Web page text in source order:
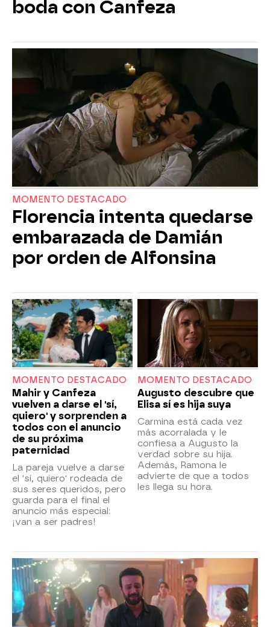
boda con Canfeza
MOMENTO DESTACADO
Florencia intenta quedarse
embarazada de Damián
por orden de Alfonsina
MOMENTO DESTACADO
Mahir y Canfeza
vuelven a darse el 'sí,
quiero' y sorprenden a
todos con el anuncio
de su próxima
paternidad
La pareja vuelve a darse
el 'sí, quiero' rodeada de
sus seres queridos, pero
guarda para el final el
anuncio más especial:
¡van a ser padres!
MOMENTO DESTACADO
Augusto descubre que
Elisa sí es hija suya
Carmina está cada vez
más acorralada y le
confiesa a Augusto la
verdad sobre su hija.
Además, Ramona le
advierte de que a todos
les llega su hora.